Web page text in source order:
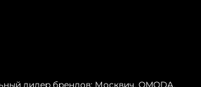
дилер брендов: Москвич, OMODA,